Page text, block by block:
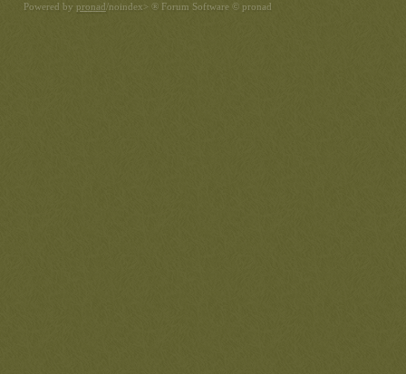
Powered by pronad/noindex> ® Forum Software © pronad